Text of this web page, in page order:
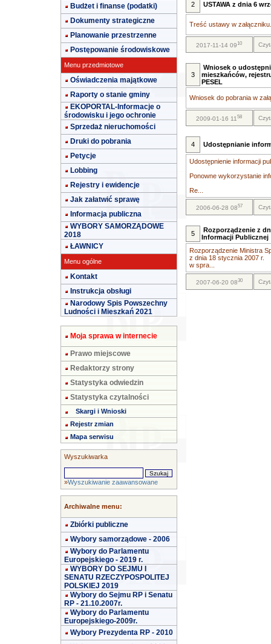
Budżet i finanse (podatki)
Dokumenty strategiczne
Planowanie przestrzenne
Postępowanie środowiskowe
Menu przedmiotowe
Oświadczenia majątkowe
Raporty o stanie gminy
EKOPORTAL-Informacje o
środowisku i jego ochronie
Sprzedaż nieruchomości
Druki do pobrania
Petycje
Lobbing
Rejestry i ewidencje
Jak załatwić sprawę
Informacja publiczna
WYBORY SAMORZĄDOWE
2018
ŁAWNICY
Menu ogólne
Kontakt
Instrukcja obsługi
Narodowy Spis Powszechny
Ludności i Mieszkań 2021
Moja sprawa w internecie
Prawo miejscowe
Redaktorzy strony
Statystyka odwiedzin
Statystyka czytalności
Skargi i Wnioski
Rejestr zmian
Mapa serwisu
Wyszukiwarka
»Wyszukiwanie zaawansowane
Archiwalne menu:
Zbiórki publiczne
Wybory samorządowe - 2006
Wybory do Parlamentu
Europejskiego - 2019 r.
WYBORY DO SEJMU I
SENATU RZECZYPOSPOLITEJ
POLSKIEJ 2019
Wybory do Sejmu RP i Senatu
RP - 21.10.2007r.
Wybory do Parlamentu
Europejskiego-2009r.
Wybory Prezydenta RP - 2010
2 USTAWA z dnia 6
Treść ustawy w
2017-11-14 0910
3
Wniosek o
mieszkańców,
PESEL
Wniosek do pobrania w
2009-01-16 1158
4 Udostępnianie
Udostępnienie informacji
Ponowne wykorzystanie
Re...
2006-06-28 0857
5
Rozporządzenie z
Informacji Publicznej
Rozporządzenie Ministra
z dnia 18 stycznia 2007 r.
w spra...
2007-06-20 0830